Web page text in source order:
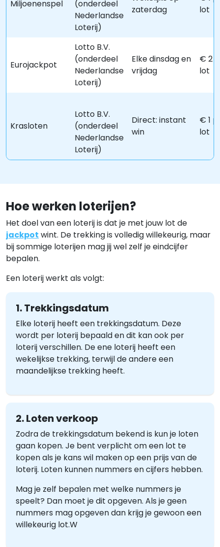
Miljoenenspel
(onderdeel
Nederlandse
Loterij)
zaterdag
lot
Eurojackpot
Lotto B.V.
(onderdeel
Nederlandse
Loterij)
Elke dinsdag en
vrijdag
€ 2
lot
Krasloten
Lotto B.V.
(onderdeel
Nederlandse
Loterij)
Direct: instant
win
€ 1
lot
Hoe werken loterijen?
Het doel van een loterij is dat je met jouw lot de
jackpot wint. De trekking is volledig willekeurig, maar
bij sommige loterijen mag jij wel zelf je eindcijfer
bepalen.
Een loterij werkt als volgt:
1. Trekkingsdatum
Elke loterij heeft een trekkingsdatum. Deze
wordt per loterij bepaald en dit kan ook per
loterij verschillen. De ene loterij heeft een
wekelijkse trekking, terwijl de andere een
maandelijkse trekking heeft.
2. Loten verkoop
Zodra de trekkingsdatum bekend is kun je loten
gaan kopen. Je bent verplicht om een lot te
kopen als je kans wil maken op een prijs van de
loterij. Loten kunnen nummers en cijfers hebben.
Mag je zelf bepalen met welke nummers je
speelt? Dan moet je dit opgeven. Als je geen
nummers mag opgeven dan krijg je gewoon een
willekeurig lot.W